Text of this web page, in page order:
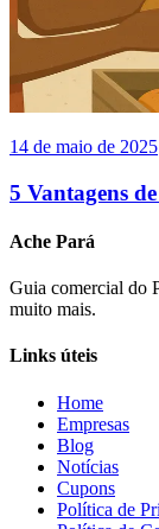
14 de maio de 2025
5 Vantagens
Ache Pará
Guia comercial do
muito mais.
Links úteis
Home
Empresas
Blog
Notícias
Cupons
Política de